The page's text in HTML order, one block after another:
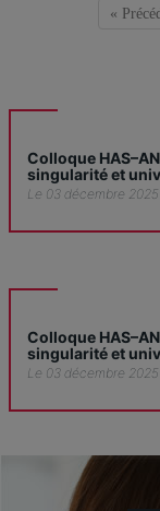
«
Colloque
singularité et
Le 03 décembre 2025
Colloque
singularité et
Le 03 décembre 2025